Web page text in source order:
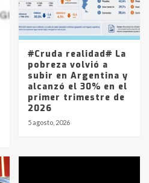
de los combustibles en
desde YPF hasta Axion
1338 pesos
#Cruda realidad# La
pobreza volvió a
subir en Argentina y
alcanzó el 30% en el
primer trimestre de
2026
5 agosto, 2026